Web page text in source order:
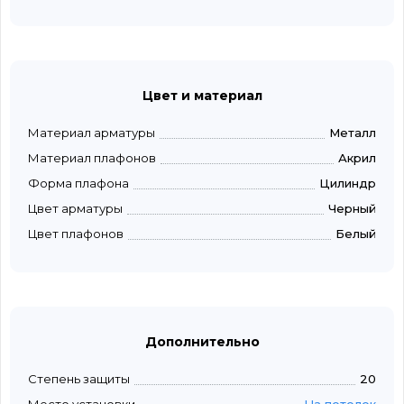
Цвет и материал
Материал арматуры
Металл
Материал плафонов
Акрил
Форма плафона
Цилиндр
Цвет арматуры
Черный
Цвет плафонов
Белый
Дополнительно
Степень защиты
20